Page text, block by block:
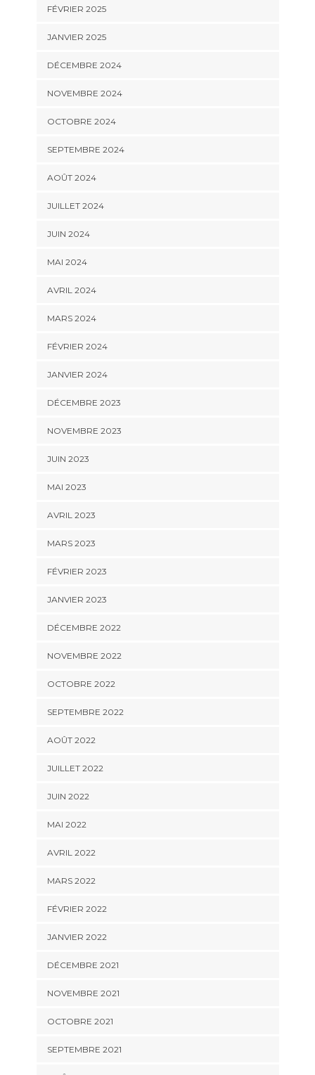
FÉVRIER 2025
JANVIER 2025
DÉCEMBRE 2024
NOVEMBRE 2024
OCTOBRE 2024
SEPTEMBRE 2024
AOÛT 2024
JUILLET 2024
JUIN 2024
MAI 2024
AVRIL 2024
MARS 2024
FÉVRIER 2024
JANVIER 2024
DÉCEMBRE 2023
NOVEMBRE 2023
JUIN 2023
MAI 2023
AVRIL 2023
MARS 2023
FÉVRIER 2023
JANVIER 2023
DÉCEMBRE 2022
NOVEMBRE 2022
OCTOBRE 2022
SEPTEMBRE 2022
AOÛT 2022
JUILLET 2022
JUIN 2022
MAI 2022
AVRIL 2022
MARS 2022
FÉVRIER 2022
JANVIER 2022
DÉCEMBRE 2021
NOVEMBRE 2021
OCTOBRE 2021
SEPTEMBRE 2021